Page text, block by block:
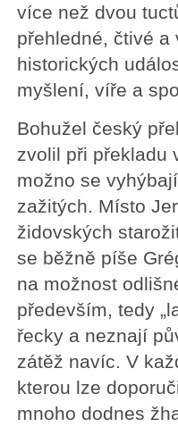
více než dvou
přehledné, čtivé
historických
myšlení, víře a
Bohužel český
zvolil při překladu
možno se
zažitých. Místo
židovských
se běžně píše
na možnost
především, tedy
řecky a neznají
zátěž navíc. V
kterou lze
mnoho dodnes